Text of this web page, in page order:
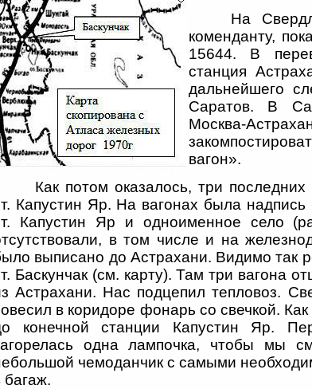
На
коменданту,
15644. В
станция
дальнейшего
Саратов. В
Москва-
вагон».
Как потом оказалось, три
Капустин Яр. На вагонах была
Капустин Яр и одноименное село
в том числе и на
выписано до Астрахани. Видимо так
Баскунчак (см. карту). Там три вагона
Астрахани. Нас подцепил тепловоз.
в коридоре фонарь со свечкой.
конечной станции Капустин Яр.
одна лампочка, чтобы мы
чемоданчик с самыми
багаж.